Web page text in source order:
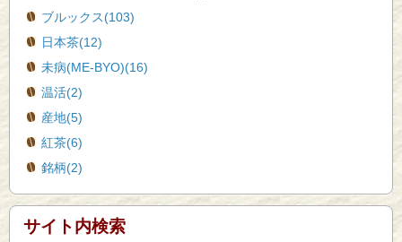
ブルックス(103)
日本茶(12)
未病(ME-BYO)(16)
温活(2)
産地(5)
紅茶(6)
銘柄(2)
サイト内検索